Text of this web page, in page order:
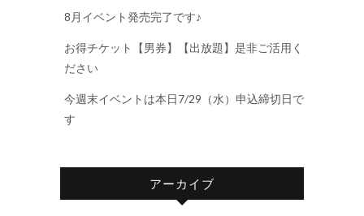
8月イベント発売完了です♪
お得チケット【男券】【出放題】是非ご活用く
ださい
今週末イベントは本日7/29（水）申込締切日で
す
アーカイブ